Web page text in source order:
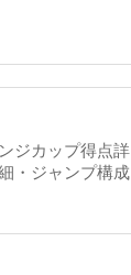
ジカップ得点詳
・ジャンプ構成